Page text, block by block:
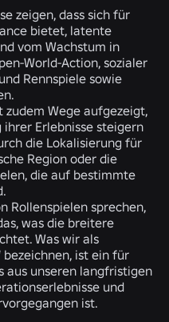
zeigen, dass sich für
bietet, latente
vom Wachstum in
World-Action, sozialer
Rennspiele sowie
zudem Wege aufgezeigt,
Erlebnisse steigern
die Lokalisierung für
Region oder die
die auf bestimmte
Rollenspielen sprechen,
was die breitere
Was wir als
bezeichnen, ist ein für
aus unseren langfristigen
und
ist.